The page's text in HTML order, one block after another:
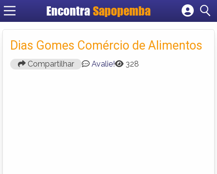
Encontra Sapopemba
Cadastrar empresa
Criar conta
Dias Gomes Comércio de Alimentos
Compartilhar Avalie! 328